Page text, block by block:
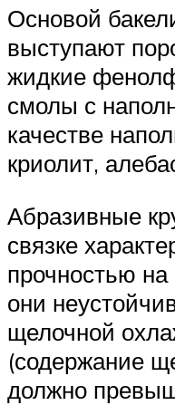
Основой
выступают
жидкие
смолы с
качестве
криолит,
Абразивные
связке
прочностью на
они
щелочной
(содержание
должно